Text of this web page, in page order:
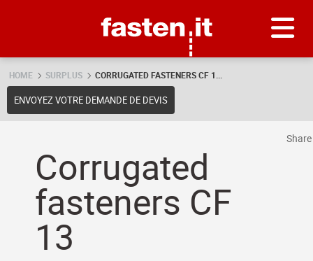
HOME SURPLUS CORRUGATED FASTENERS CF 1...
ENVOYEZ VOTRE DEMANDE DE DEVIS
Corrugated
fasteners CF
13
Share